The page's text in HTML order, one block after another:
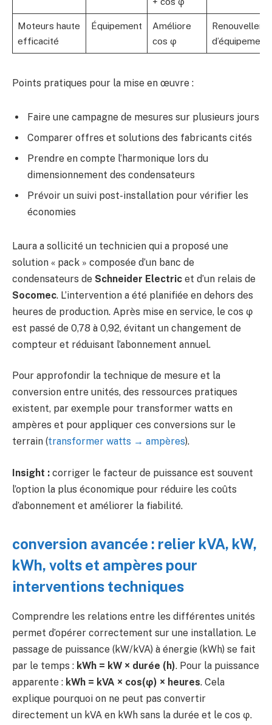
Moteurs haute
efficacité
Équipement
Améliore
cos φ
Points pratiques pour la mise en œuvre :
Faire une campagne de mesures sur plusieurs jours
Comparer offres et solutions des fabricants cités
Prendre en compte l’harmonique lors du
dimensionnement des condensateurs
Prévoir un suivi post-installation pour vérifier les
économies
Laura a sollicité un technicien qui a proposé une
solution « pack » composée d’un banc de
condensateurs de Schneider Electric et d’un relais de
Socomec. L’intervention a été planifiée en dehors des
heures de production. Après mise en service, le cos φ
est passé de 0,78 à 0,92, évitant un changement de
compteur et réduisant l’abonnement annuel.
Pour approfondir la technique de mesure et la
conversion entre unités, des ressources pratiques
existent, par exemple pour transformer watts en
ampères et pour appliquer ces conversions sur le
terrain (transformer watts → ampères).
Insight : corriger le facteur de puissance est souvent
l’option la plus économique pour réduire les coûts
d’abonnement et améliorer la fiabilité.
conversion avancée : relier kVA, kW,
kWh, volts et ampères pour
interventions techniques
Comprendre les relations entre les différentes unités
permet d’opérer correctement sur une installation. Le
passage de puissance (kW/kVA) à énergie (kWh) se fait
par le temps : kWh = kW × durée (h). Pour la puissance
apparente : kWh = kVA × cos(φ) × heures. Cela
explique pourquoi on ne peut pas convertir
directement un kVA en kWh sans la durée et le cos φ.